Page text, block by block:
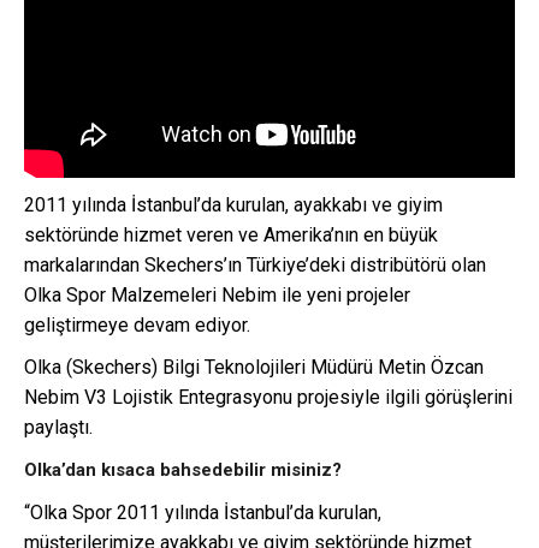
2011 yılında İstanbul’da kurulan, ayakkabı ve giyim
sektöründe hizmet veren ve Amerika’nın en büyük
markalarından Skechers’ın Türkiye’deki distribütörü olan
Olka Spor Malzemeleri Nebim ile yeni projeler
geliştirmeye devam ediyor.
Olka (Skechers) Bilgi Teknolojileri Müdürü Metin Özcan
Nebim V3 Lojistik Entegrasyonu projesiyle ilgili görüşlerini
paylaştı.
Olka’dan kısaca bahsedebilir misiniz?
“Olka Spor 2011 yılında İstanbul’da kurulan,
müşterilerimize ayakkabı ve giyim sektöründe hizmet